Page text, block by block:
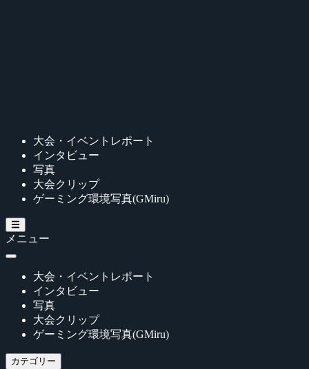
大会・イベントレポート
インタビュー
写真
大会クリップ
ゲーミング環境写真(GMiru)
メニュー
大会・イベントレポート
インタビュー
写真
大会クリップ
ゲーミング環境写真(GMiru)
カテゴリー